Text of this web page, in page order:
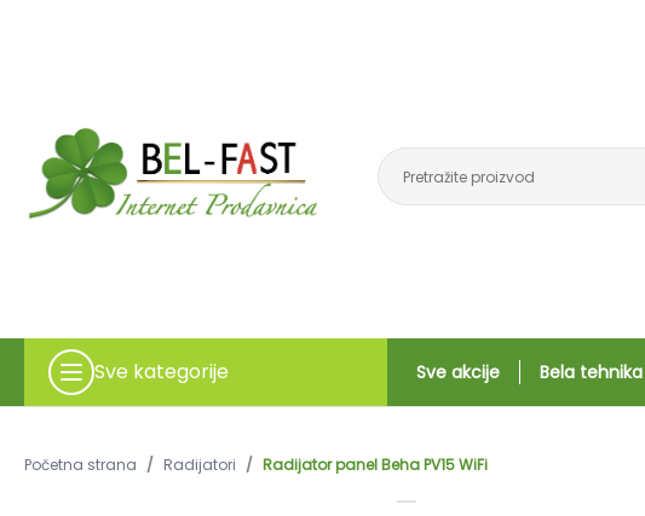
Sve kategorije Sve akcije Bela tehnika
Početna strana / Radijatori / Radijator panel Beha PV15 WiFi